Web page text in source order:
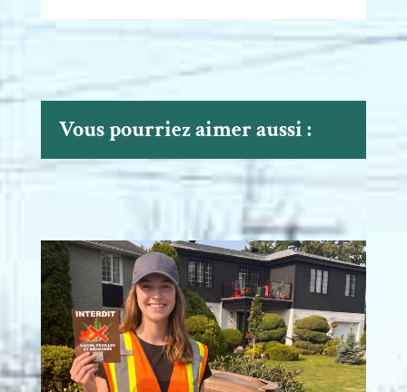
Vous pourriez aimer aussi :